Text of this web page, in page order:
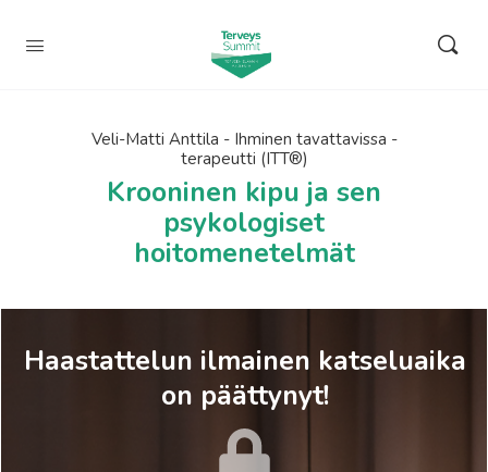
Veli-Matti Anttila - Ihminen tavattavissa -
terapeutti (ITT®)
Krooninen kipu ja sen
psykologiset
hoitomenetelmät
Haastattelun ilmainen katseluaika
on päättynyt!